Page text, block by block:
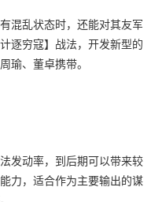
混乱状态时，还能对其友军
逐穷寇】战法，开发新型的
瑜、董卓携带。
发动率，到后期可以带来较
力，适合作为主要输出的谋